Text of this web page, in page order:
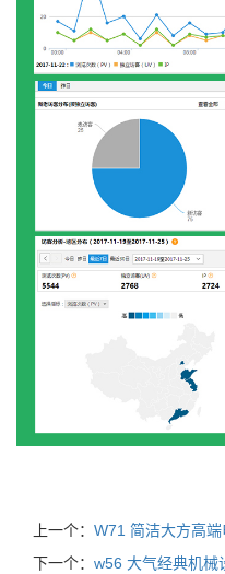
上一个： W71 简洁大方高
下一个： w56 大气经典机械